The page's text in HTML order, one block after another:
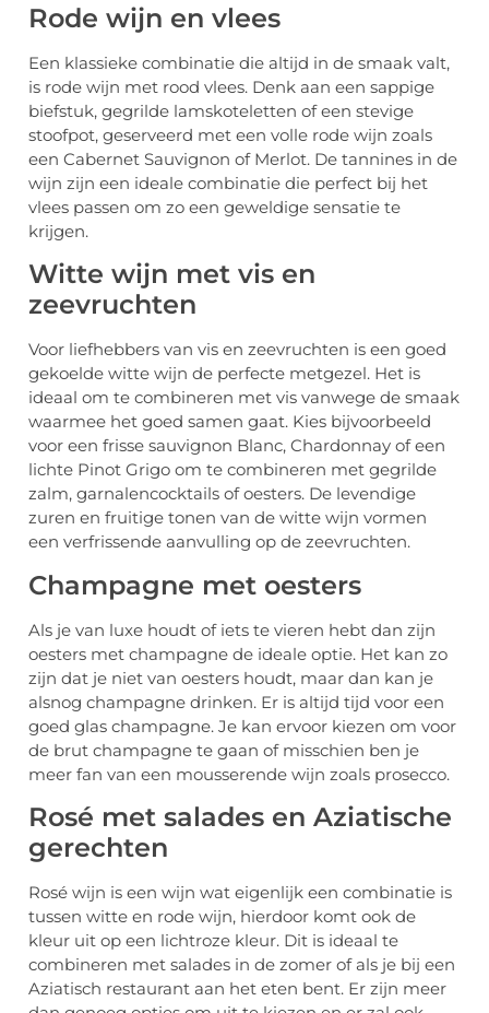
Rode wijn en vlees
Een klassieke combinatie die altijd in de smaak valt,
is rode wijn met rood vlees. Denk aan een sappige
biefstuk, gegrilde lamskoteletten of een stevige
stoofpot, geserveerd met een volle rode wijn zoals
een Cabernet Sauvignon of Merlot. De tannines in de
wijn zijn een ideale combinatie die perfect bij het
vlees passen om zo een geweldige sensatie te
krijgen.
Witte wijn met vis en
zeevruchten
Voor liefhebbers van vis en zeevruchten is een goed
gekoelde witte wijn de perfecte metgezel. Het is
ideaal om te combineren met vis vanwege de smaak
waarmee het goed samen gaat. Kies bijvoorbeeld
voor een frisse sauvignon Blanc, Chardonnay of een
lichte Pinot Grigo om te combineren met gegrilde
zalm, garnalencocktails of oesters. De levendige
zuren en fruitige tonen van de witte wijn vormen
een verfrissende aanvulling op de zeevruchten.
Champagne met oesters
Als je van luxe houdt of iets te vieren hebt dan zijn
oesters met champagne de ideale optie. Het kan zo
zijn dat je niet van oesters houdt, maar dan kan je
alsnog champagne drinken. Er is altijd tijd voor een
goed glas champagne. Je kan ervoor kiezen om voor
de brut champagne te gaan of misschien ben je
meer fan van een mousserende wijn zoals prosecco.
Rosé met salades en Aziatische
gerechten
Rosé wijn is een wijn wat eigenlijk een combinatie is
tussen witte en rode wijn, hierdoor komt ook de
kleur uit op een lichtroze kleur. Dit is ideaal te
combineren met salades in de zomer of als je bij een
Aziatisch restaurant aan het eten bent. Er zijn meer